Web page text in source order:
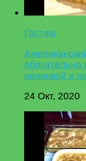
Гостям
обязательно
начинкой и
24 Окт, 2020